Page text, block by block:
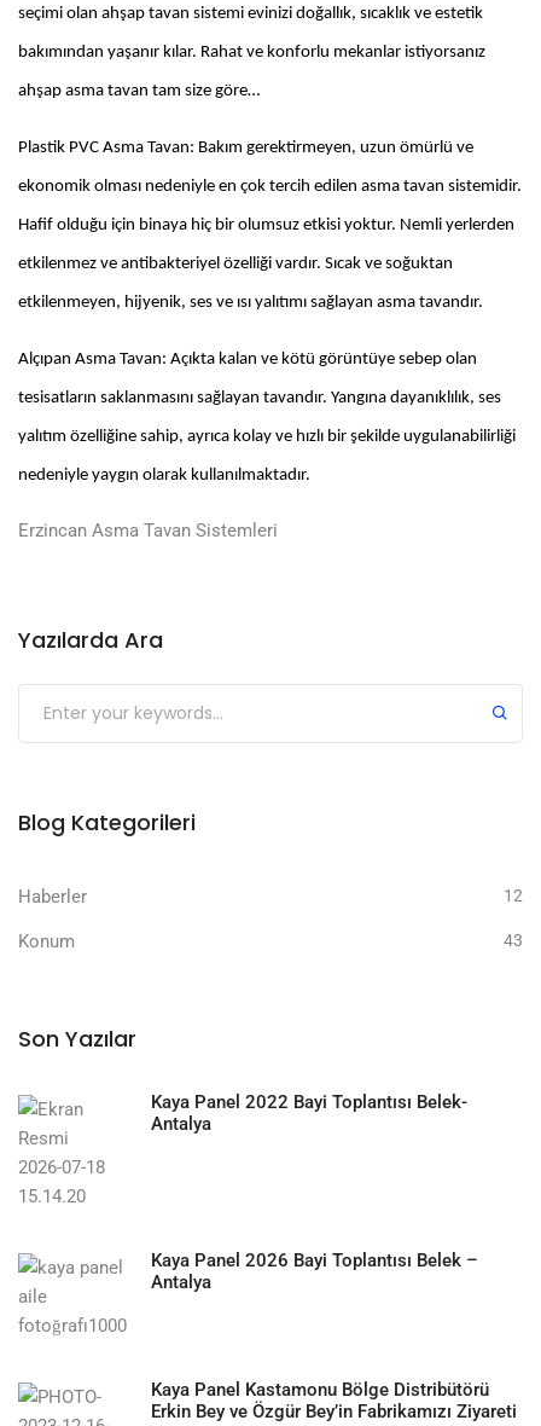
seçimi olan ahşap tavan sistemi evinizi doğallık, sıcaklık ve estetik
bakımından yaşanır kılar. Rahat ve konforlu mekanlar istiyorsanız
ahşap asma tavan tam size göre…
Plastik PVC Asma Tavan: Bakım gerektirmeyen, uzun ömürlü ve
ekonomik olması nedeniyle en çok tercih edilen asma tavan sistemidir.
Hafif olduğu için binaya hiç bir olumsuz etkisi yoktur. Nemli yerlerden
etkilenmez ve antibakteriyel özelliği vardır. Sıcak ve soğuktan
etkilenmeyen, hijyenik, ses ve ısı yalıtımı sağlayan asma tavandır.
Alçıpan Asma Tavan: Açıkta kalan ve kötü görüntüye sebep olan
tesisatların saklanmasını sağlayan tavandır. Yangına dayanıklılık, ses
yalıtım özelliğine sahip, ayrıca kolay ve hızlı bir şekilde uygulanabilirliği
nedeniyle yaygın olarak kullanılmaktadır.
Erzincan Asma Tavan Sistemleri
Yazılarda Ara
Submit
Blog Kategorileri
Haberler 12
Konum 43
Son Yazılar
Kaya Panel 2022 Bayi Toplantısı Belek-
Antalya
Kaya Panel 2026 Bayi Toplantısı Belek –
Antalya
Kaya Panel Kastamonu Bölge Distribütörü
Erkin Bey ve Özgür Bey’in Fabrikamızı Ziyareti